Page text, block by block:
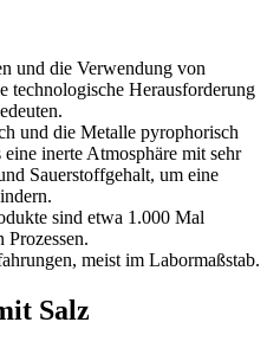
und die Verwendung von
technologische Herausforderung
und die Metalle pyrophorisch
inerte Atmosphäre mit sehr
Sauerstoffgehalt, um eine
sind etwa 1.000 Mal
Prozessen.
meist im Labormaßstab.
Salz